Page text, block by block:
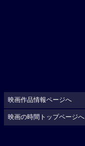
映画作品情報ページへ
映画の時間トップページへ